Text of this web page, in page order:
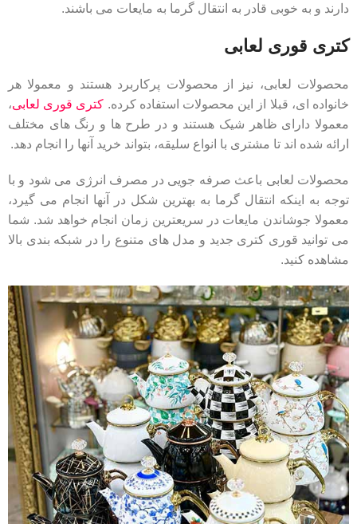
دارند و به خوبی قادر به انتقال گرما به مایعات می باشند.
کتری قوری لعابی
محصولات لعابی، نیز از محصولات پرکاربرد هستند و معمولا هر
خانواده ای، قبلا از این محصولات استفاده کرده. کتری قوری لعابی،
معمولا دارای ظاهر شیک هستند و در طرح ها و رنگ های مختلف
ارائه شده اند تا مشتری با انواع سلیقه، بتواند خرید آنها را انجام دهد.
محصولات لعابی باعث صرفه جویی در مصرف انرژی می شود و با
توجه به اینکه انتقال گرما به بهترین شکل در آنها انجام می گیرد،
معمولا جوشاندن مایعات در سریعترین زمان انجام خواهد شد. شما
می توانید قوری کتری جدید و مدل های متنوع را در شبکه بندی بالا
مشاهده کنید.